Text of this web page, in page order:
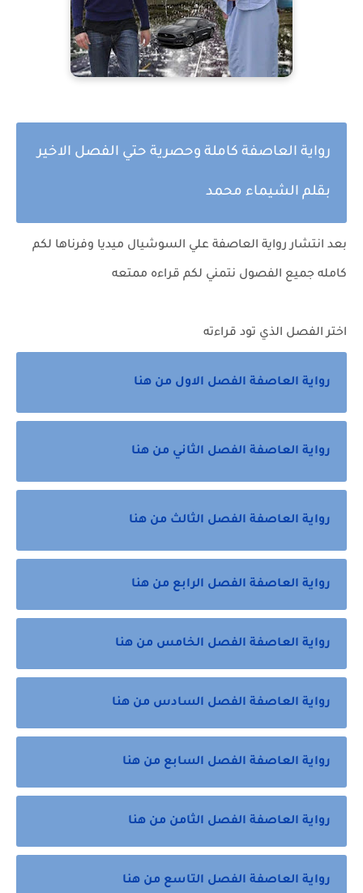
رواية العاصفة كاملة وحصرية حتي الفصل الاخير
بقلم الشيماء محمد
بعد انتشاررواية العاصفة علي السوشيال ميديا وفرناها لكم
كامله جميع الفصول نتمني لكم قراءه ممتعه
اختر الفصل الذي تود قراءته
رواية العاصفة الفصل الاول من هنا
رواية العاصفة الفصل الثاني من هنا
رواية العاصفة الفصل الثالث من هنا
رواية العاصفة الفصل الرابع من هنا
رواية العاصفة الفصل الخامس من هنا
رواية العاصفة الفصل السادس من هنا
رواية العاصفة الفصل السابع من هنا
رواية العاصفة الفصل الثامن من هنا
رواية العاصفة الفصل التاسع من هنا